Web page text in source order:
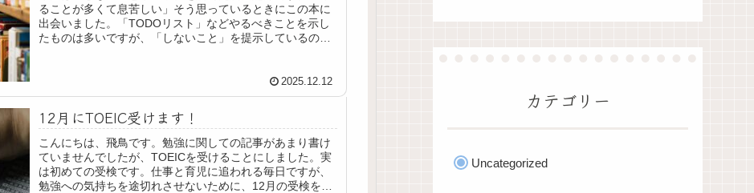
ることが多くて息苦しい」そう思っているときにこの本に
出会いました。「TODOリスト」などやるべきことを示し
たものは多いですが、「しないこと」を提示しているのは
2025.12.12
12月にTOEIC受けます！
こんにちは、飛鳥です。勉強に関しての記事があまり書け
ていませんでしたが、TOEICを受けることにしました。実
は初めての受検です。仕事と育児に追われる毎日ですが、
勉強への気持ちを途切れさせないために、12月の受検を決
カテゴリー
Uncategorized